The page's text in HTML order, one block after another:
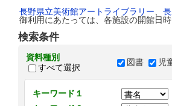
長野県立美術館アートライブラリー
御利用にあたっては、各施設の開館日
検索条件
資料種別
すべて選択
図書 児
キーワード１